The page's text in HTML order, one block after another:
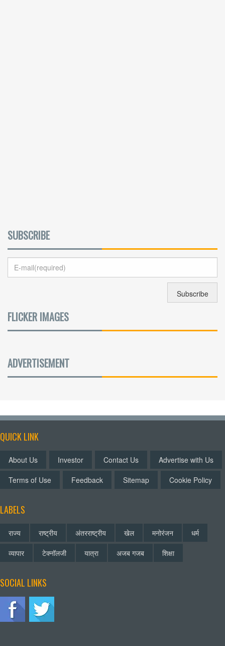
SUBSCRIBE
FLICKER IMAGES
ADVERTISEMENT
QUICK LINK
About Us Investor Contact Us
Advertise with Us
Terms of Use
Feedback Sitemap Cookie Policy
LABELS
राज्य राष्ट्रीय अंतरराष्ट्रीय खेल मनोरंजन
धर्म
व्यापार
टेक्नॉलजी यात्रा अजब गजब शिक्षा
SOCIAL LINKS